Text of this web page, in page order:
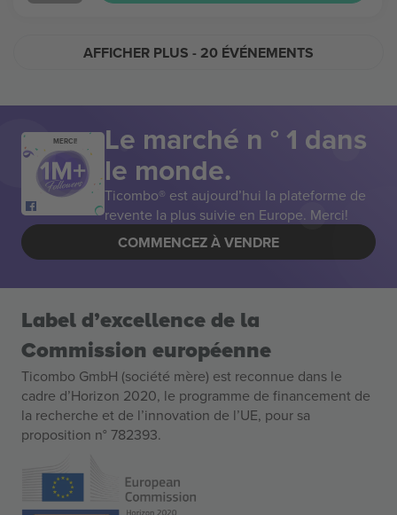
AFFICHER PLUS - 20 ÉVÉNEMENTS
MERCI! Le marché n ° 1 dans
le monde.
Ticombo® est aujourd’hui la plateforme de
revente la plus suivie en Europe. Merci!
COMMENCEZ À VENDRE
Label d’excellence de la
Commission européenne
Ticombo GmbH (société mère) est reconnue dans le
cadre d’Horizon 2020, le programme de financement de
la recherche et de l’innovation de l’UE, pour sa
proposition n° 782393.